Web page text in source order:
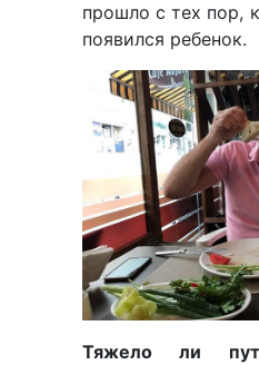
прошло с тех пор,
появился ребенок.
Тяжело ли